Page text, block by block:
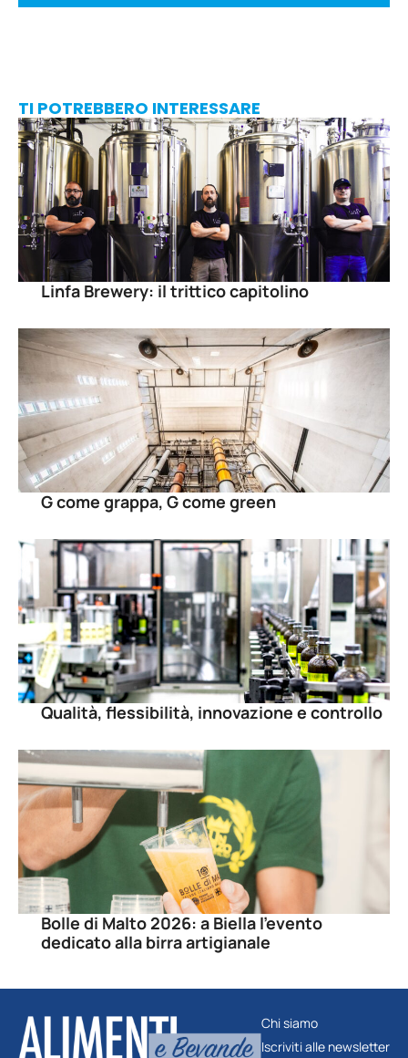
TI POTREBBERO INTERESSARE
Linfa Brewery: il trittico capitolino
G come grappa, G come green
Qualità, flessibilità, innovazione e controllo
Bolle di Malto 2026: a Biella l’evento
dedicato alla birra artigianale
Chi siamo
Iscriviti alle newsletter